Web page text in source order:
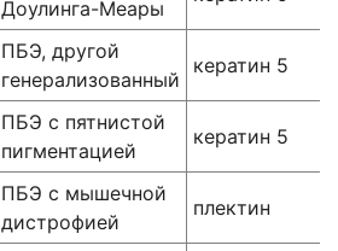
Доулинга-Меары
ПБЭ, другой
генерализованный
кератин 5
ПБЭ с пятнистой
пигментацией
кератин 5
ПБЭ с мышечной
дистрофией
плектин